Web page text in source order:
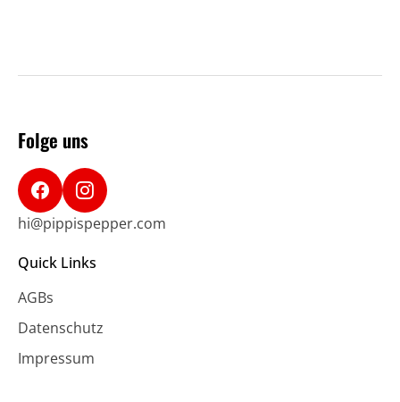
Folge uns
hi@pippispepper.com
Quick Links
AGBs
Datenschutz
Impressum